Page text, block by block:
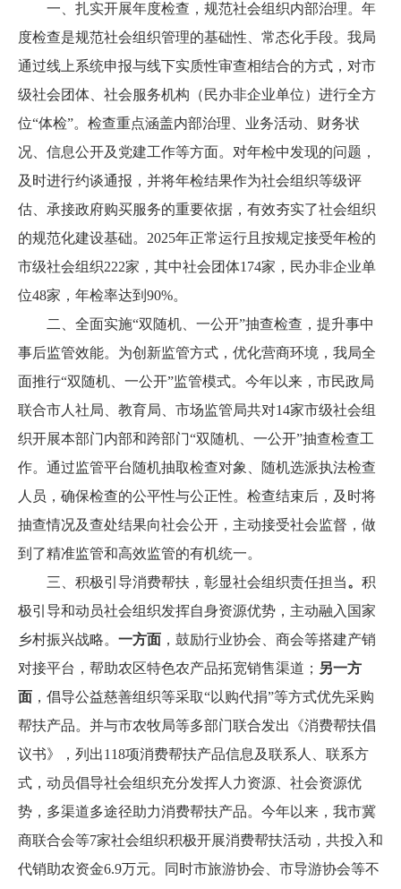
一、扎实开展年度检查，规范社会组织内部治理。年
度检查是规范社会组织管理的基础性、常态化手段。我局
通过线上系统申报与线下实质性审查相结合的方式，对市
级社会团体、社会服务机构（民办非企业单位）进行全方
位“体检”。检查重点涵盖内部治理、业务活动、财务状
况、信息公开及党建工作等方面。对年检中发现的问题，
及时进行约谈通报，并将年检结果作为社会组织等级评
估、承接政府购买服务的重要依据，有效夯实了社会组织
的规范化建设基础。2025年正常运行且按规定接受年检的
市级社会组织222家，其中社会团体174家，民办非企业单
位48家，年检率达到90%。
二、全面实施“双随机、一公开”抽查检查，提升事中
事后监管效能。为创新监管方式，优化营商环境，我局全
面推行“双随机、一公开”监管模式。今年以来，市民政局
联合市人社局、教育局、市场监管局共对14家市级社会组
织开展本部门内部和跨部门“双随机、一公开”抽查检查工
作。通过监管平台随机抽取检查对象、随机选派执法检查
人员，确保检查的公平性与公正性。检查结束后，及时将
抽查情况及查处结果向社会公开，主动接受社会监督，做
到了精准监管和高效监管的有机统一。
三、积极引导消费帮扶，彰显社会组织责任担当。 积
极引导和动员社会组织发挥自身资源优势，主动融入国家
乡村振兴战略。 一方面 ，鼓励行业协会、商会等搭建产销
对接平台，帮助农区特色农产品拓宽销售渠道； 另一方
面 ，倡导公益慈善组织等采取“以购代捐”等方式优先采购
帮扶产品。并与市农牧局等多部门联合发出《消费帮扶倡
议书》，列出118项消费帮扶产品信息及联系人、联系方
式，动员倡导社会组织充分发挥人力资源、社会资源优
势，多渠道多途径助力消费帮扶产品。今年以来，我市冀
商联合会等7家社会组织积极开展消费帮扶活动，共投入和
代销助农资金6.9万元。同时市旅游协会、市导游协会等不